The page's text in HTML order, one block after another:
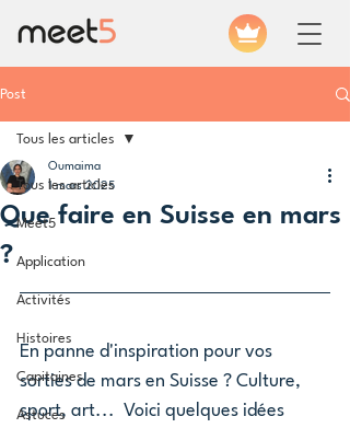
Post
Tous les articles
Meet5
Application
Activités
Histoires
Capitaines
Astuces
Tous les articles
Que faire en Suisse en mars
?
Oumaima
1 mars 2025
En panne d'inspiration pour vos
sorties de mars en Suisse ? Culture,
sport, art...  Voici quelques idées